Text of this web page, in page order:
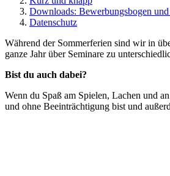
Downloads: Bewerbungsbogen
Datenschutz
Während der Sommerferien sind wir in
ganze Jahr über Seminare zu
Bist du auch dabei?
Wenn du Spaß am Spielen, Lachen und
und ohne Beeinträchtigung bist und